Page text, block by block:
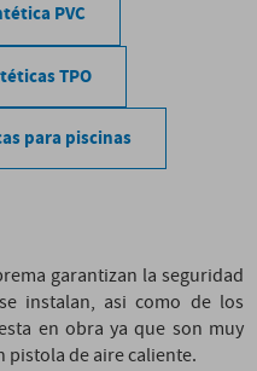
PVC
TPO
para piscinas
garantizan la seguridad
instalan, asi como de los
en obra ya que son muy
pistola de aire caliente.